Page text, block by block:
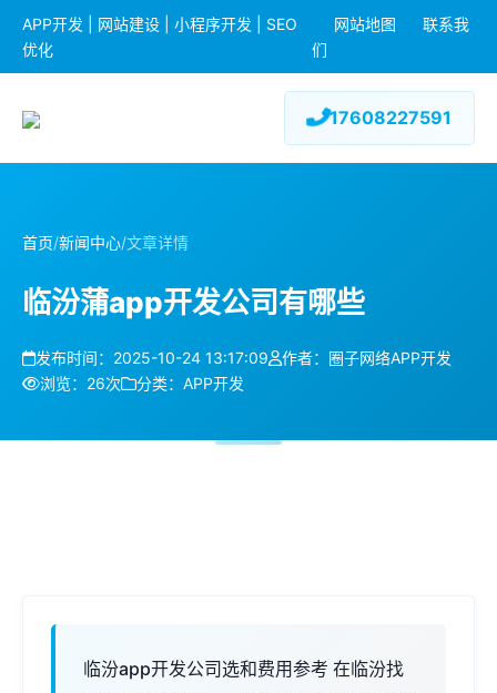
APP开发 | 网站建设 | 小程序开发 | SEO
优化
网站地图
联系我
们
17608227591
首页/新闻中心/文章详情
临汾蒲app开发公司有哪些
发布时间：2025-10-24 13:17:09
作者：圈子网络APP开发
浏览：26次
分类：APP开发
临汾app开发公司选和费用参考 在临汾找